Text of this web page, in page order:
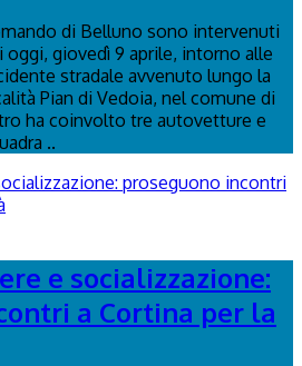
di Belluno sono intervenuti
giovedì 9 aprile, intorno alle
stradale avvenuto lungo la
Pian di Vedoia, nel comune di
ha coinvolto tre autovetture e
..
e socializzazione:
a Cortina per la